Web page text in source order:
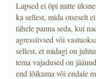
Lapsed ei õpi mitte
ka sellest, mida otseselt
tähele panna seda, kui
agressiivsed või
sellest, et midagi on
tema vajadused on
end lõikuma või endale